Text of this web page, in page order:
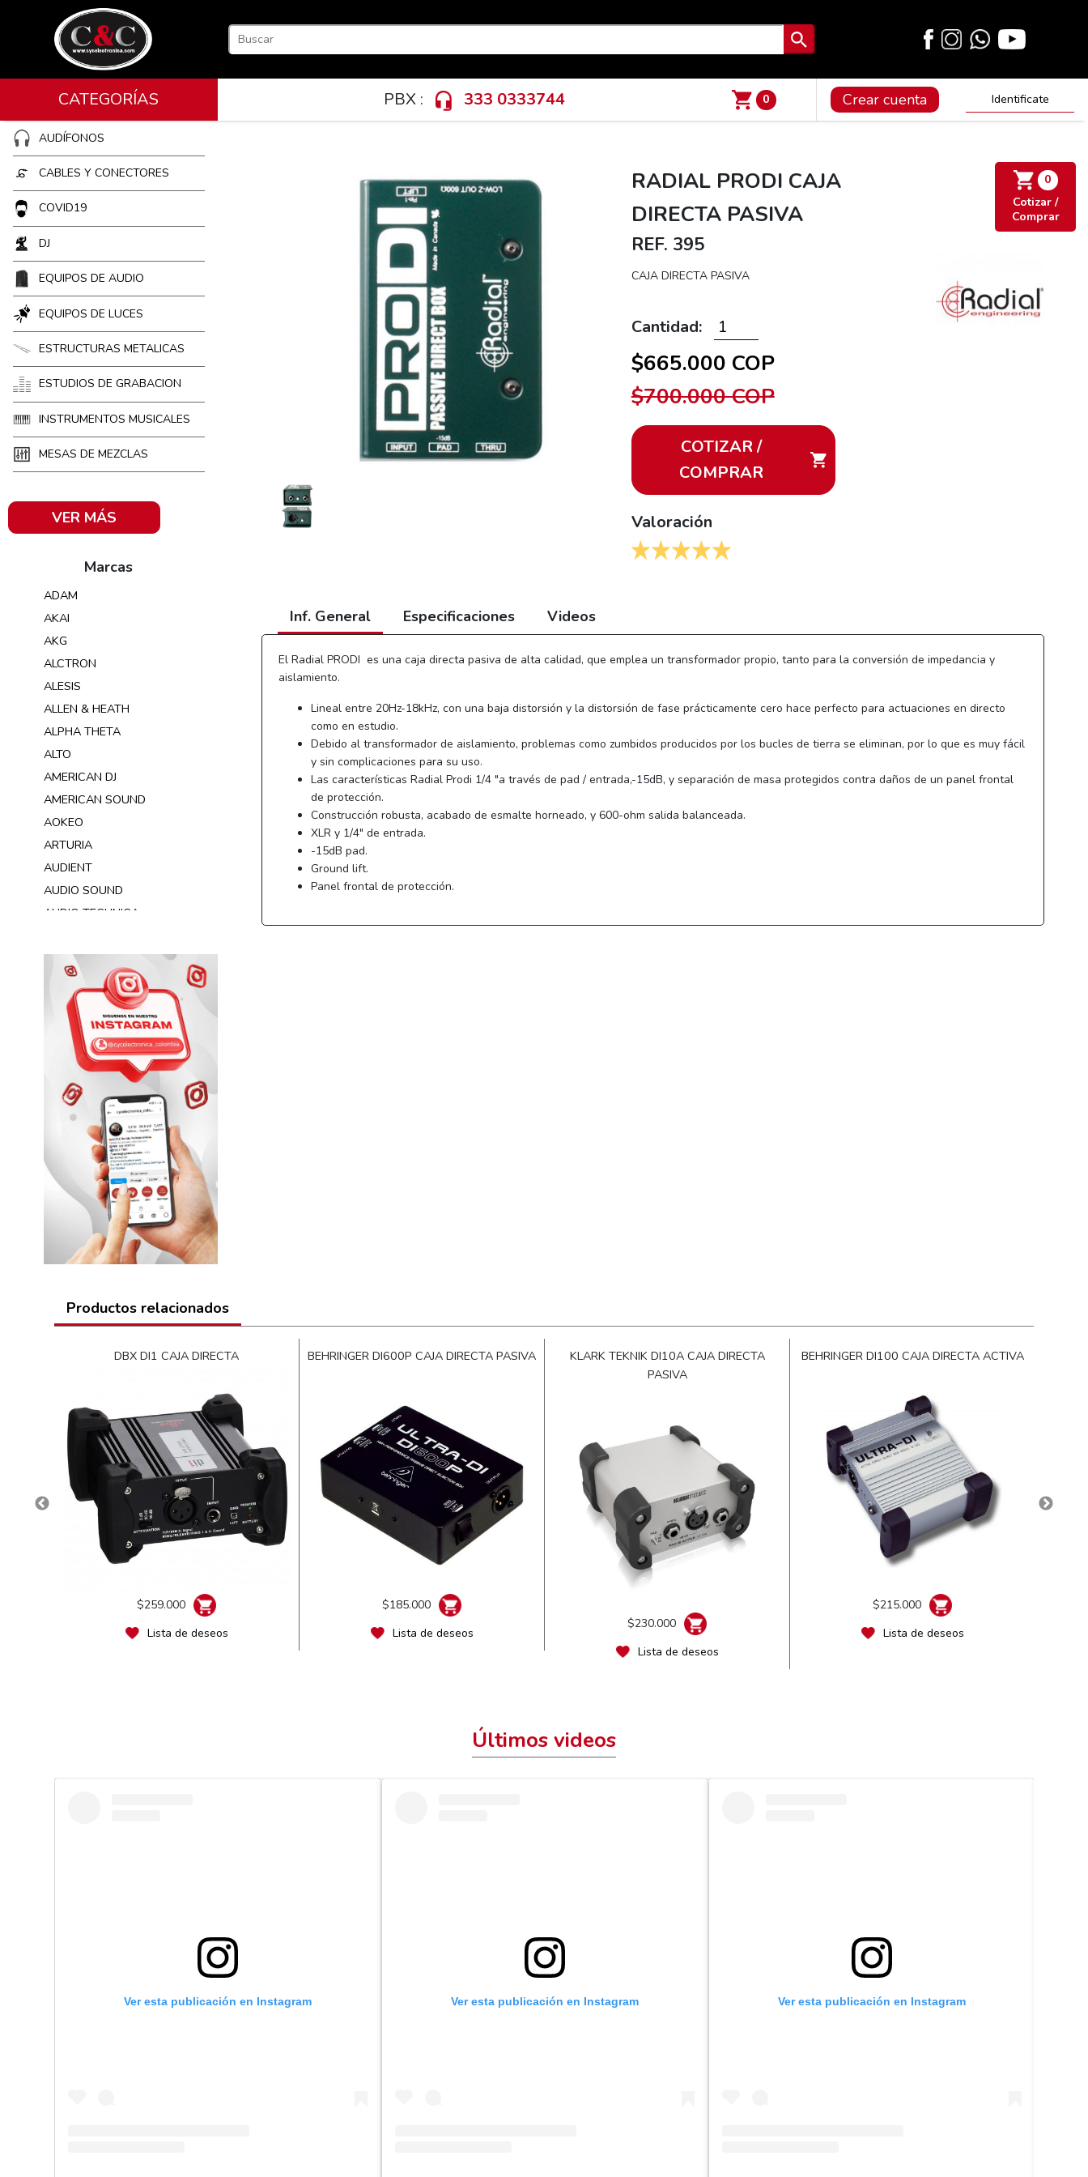
CATEGORÍAS PBX : 333 0333744 0 Crear cuenta Identificate
0
Cotizar /
Comprar
AUDÍFONOS
CABLES Y CONECTORES
COVID19
DJ
EQUIPOS DE AUDIO
EQUIPOS DE LUCES
ESTRUCTURAS METALICAS
ESTUDIOS DE GRABACION
INSTRUMENTOS MUSICALES
MESAS DE MEZCLAS
VER MÁS
Marcas
ADAM
AKAI
AKG
ALCTRON
ALESIS
ALLEN & HEATH
ALPHA THETA
ALTO
AMERICAN DJ
AMERICAN SOUND
AOKEO
ARTURIA
AUDIENT
AUDIO SOUND
AUDIO TECHNICA
AUDIOKING
AUDIOLIVE
AUDIX
AURORA
B&C SPEAKERS
BEHRINGER
BETA 3
BEYERDYNAMIC
BIG DIPPER
BLACKMAGIC
BLACKSTAR
BLASTKING
BOSE
BOYA
BUGUERA
CHAUVET DJ
COSMIC TRUSS
COUNTRYMAN
CROWN
CYC
DAS AUDIO
DB TECHNOLOGIES
FOCUSRITE
RADIAL PRODI CAJA
DIRECTA PASIVA
REF. 395
CAJA DIRECTA PASIVA
Cantidad:
$665.000 COP
$700.000 COP
COTIZAR /
COMPRAR
Valoración
Inf. General Especificaciones Videos
El Radial PRODI es una caja directa pasiva de alta calidad, que emplea un transformador propio, tanto para la conversión de impedancia y
aislamiento.
Lineal entre 20Hz-18kHz, con una baja distorsión y la distorsión de fase prácticamente cero hace perfecto para actuaciones en directo
como en estudio.
Debido al transformador de aislamiento, problemas como zumbidos producidos por los bucles de tierra se eliminan, por lo que es muy fácil
y sin complicaciones para su uso.
Las características Radial Prodi 1/4 "a través de pad / entrada,-15dB, y separación de masa protegidos contra daños de un panel frontal
de protección.
Construcción robusta, acabado de esmalte horneado, y 600-ohm salida balanceada.
XLR y 1/4" de entrada.
-15dB pad.
Ground lift.
Panel frontal de protección.
Productos relacionados
DBX DI1 CAJA DIRECTA
$259.000
Lista de deseos
BEHRINGER DI600P CAJA DIRECTA PASIVA
$185.000
Lista de deseos
KLARK TEKNIK DI10A CAJA DIRECTA
PASIVA
$230.000
Lista de deseos
BEHRINGER DI100 CAJA DIRECTA ACTIVA
$215.000
Lista de deseos
Últimos videos
Ver esta publicación en Instagram Ver esta publicación en Instagram Ver esta publicación en Instagram